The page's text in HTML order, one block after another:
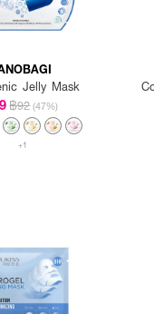
Jelly Mask
฿92 (47%)
+1